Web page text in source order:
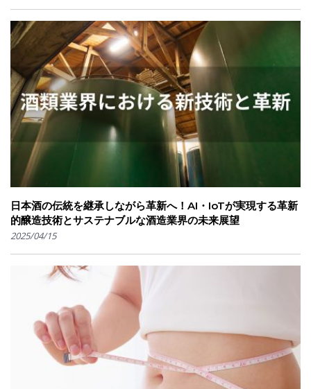
日本酒の伝統を継承しながら革新へ！AI・IoTが実現する革新
的醸造技術とサステナブルな酒造業界の未来展望
2025/04/15